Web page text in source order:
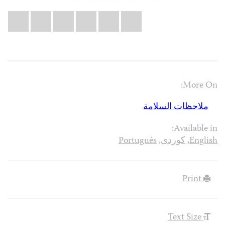
More On:
ملاحظات السلامة
Available in:
English
,کوردی,
Português
Print
Text Size